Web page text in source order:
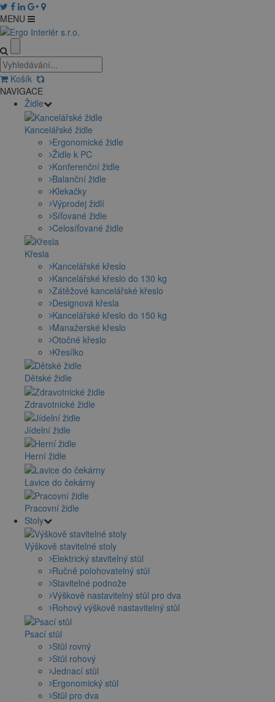
MENU
Košík
NAVIGACE
Židle
Kancelářské židle
Ergonomické židle
Židle k PC
Konferenční židle
Balanční židle
Klekačky
Výprodej židlí
Síťované židle
Celosíťované židle
Křesla
Kancelářské křeslo
Kancelářské křeslo do 130 kg
Zátěžové kancelářské křeslo
Designová křesla
Kancelářské křeslo do 150 kg
Manažerské křeslo
Otočné křeslo
Křesílko
Dětské židle
Zdravotnické židle
Jídelní židle
Herní židle
Lavice do čekárny
Pracovní židle
Stoly
Výškově stavitelné stoly
Elektrický stavitelný stůl
Ručně polohovatelný stůl
Stavitelné podnože
Výškově nastavitelný stůl pro dva
Rohový výškově nastavitelný stůl
Psací stůl
Stůl rovný
Stůl rohový
Jednací stůl
Ergonomický stůl
Stůl pro dva